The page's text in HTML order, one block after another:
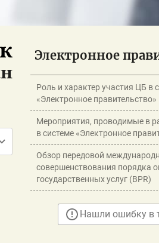
Электронное
Роль и характер участия ЦБ в
«Электронное правительство»
Мероприятия, проводимые в
в системе «Электронное
Обзор передовой
совершенствования порядка
государственных услуг (BPR)
Нашли ошибку в